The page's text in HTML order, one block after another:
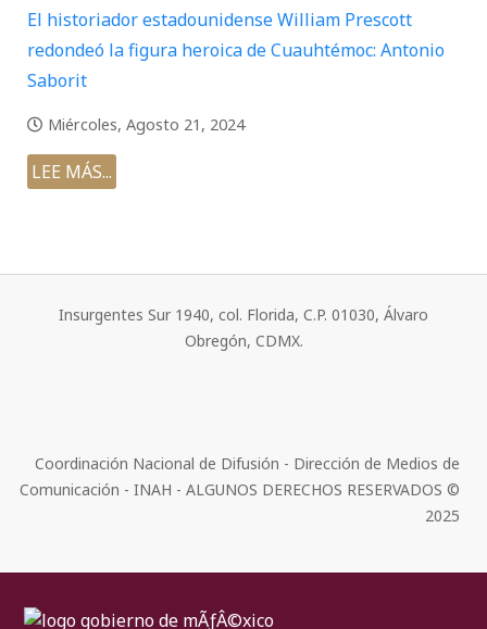
El historiador estadounidense William Prescott
redondeó la figura heroica de Cuauhtémoc: Antonio
Saborit
Miércoles, Agosto 21, 2024
LEE MÁS...
Insurgentes Sur 1940, col. Florida, C.P. 01030, Álvaro
Obregón, CDMX.
Coordinación Nacional de Difusión - Dirección de Medios de
Comunicación - INAH - ALGUNOS DERECHOS RESERVADOS ©
2025